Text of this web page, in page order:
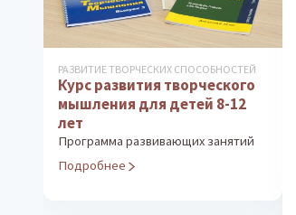
КОРРЕКЦИОННО-ДИАГНОСТИЧЕСКИЕ
КОМПЛЕКСЫ
Цветовая диагностика и
музыкотерапия
Работа с ресурсами личности
(методика В. М. Элькина)
Подробнее